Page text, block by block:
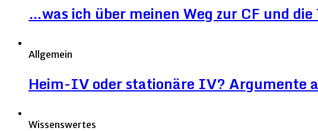
…was ich über meinen Weg zur CF und
Allgemein
Heim-IV oder stationäre IV? Argumente
Wissenswertes